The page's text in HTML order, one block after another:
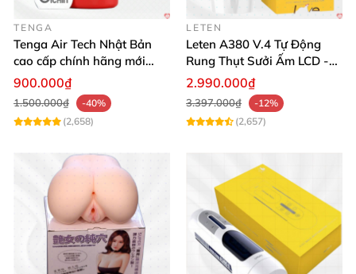
TENGA
Tenga Air Tech Nhật Bản
cao cấp chính hãng mới
seal giá tốt
900.000₫
1.500.000₫
-40%
(2,658)
LETEN
Leten A380 V.4 Tự Động
Rung Thụt Sưởi Ấm LCD -
Mua Ngay
2.990.000₫
3.397.000₫
-12%
(2,657)